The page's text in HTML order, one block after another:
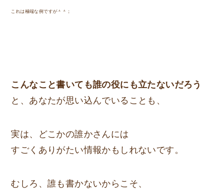
これは極端な例ですが＾＾；
こんなこと書いても誰の役にも立たないだろう
と、あなたが思い込んでいることも、
実は、どこかの誰かさんには
すごくありがたい情報かもしれないです。
むしろ、誰も書かないからこそ、